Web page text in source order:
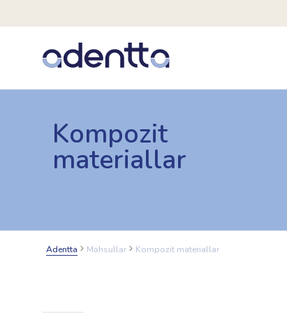
Kompozit
materiallar
Adentta Məhsullar Kompozit materiallar